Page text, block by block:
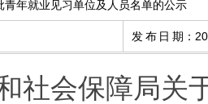
年就业见习单位及人员名单的公示
发布日期 ：
社会保障局关